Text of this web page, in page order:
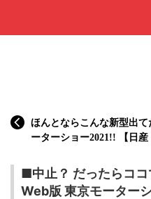
ほんとならこんな新型出
ーターショー2021!! 【日産
■中止？ だったらコ
Web版 東京モーター